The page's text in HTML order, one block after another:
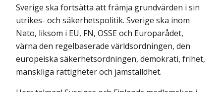
Sverige ska fortsätta att främja grundvärden i sin
utrikes- och säkerhetspolitik. Sverige ska inom
Nato, liksom i EU, FN, OSSE och Europarådet,
värna den regelbaserade världsordningen, den
europeiska säkerhetsordningen, demokrati, frihet,
mänskliga rättigheter och jämställdhet.